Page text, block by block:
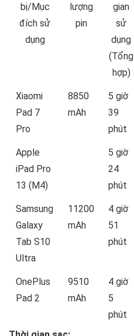
bị/Mục
đích sử
dụng
lượng
pin
gian
sử
dụng
(Tổng
hợp)
Xiaomi
Pad 7
Pro
8850
mAh
5 giờ
39
phút
Apple
iPad Pro
13 (M4)
5 giờ
24
phút
Samsung
Galaxy
Tab S10
Ultra
11200
mAh
4 giờ
51
phút
OnePlus
Pad 2
9510
mAh
4 giờ
5
phút